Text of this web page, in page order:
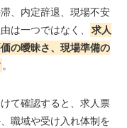
、内定辞退、現場不安
は一つではなく、
求人
の曖昧さ、現場準備の
。
て確認すると、求人票
職域や受け入れ体制を